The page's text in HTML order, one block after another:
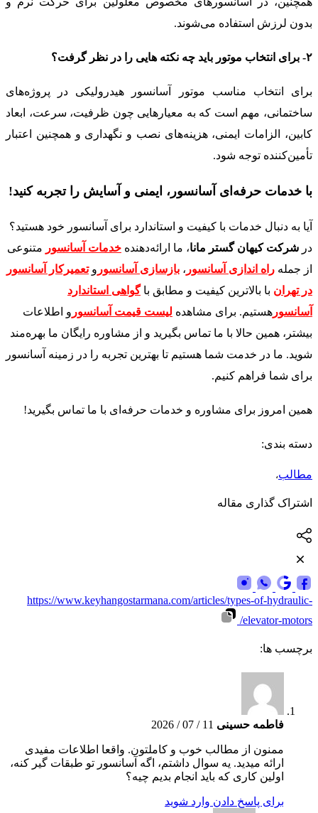
بدون لرزش استفاده می‌شوند.
۲- برای انتخاب موتور باید چه نکته هایی را در نظر گرفت؟
برای انتخاب مناسب موتور آسانسور هیدرولیکی در پروژه‌های
ساختمانی، مهم است که به معیارهایی چون ظرفیت، سرعت، ابعاد
کابین، الزامات ایمنی، هزینه‌های نصب و نگهداری و همچنین اعتبار
تأمین‌کننده توجه شود.
با خدمات حرفه‌ای آسانسور، ایمنی و آسایش را تجربه کنید!
آیا به دنبال خدمات با کیفیت و استاندارد برای آسانسور خود هستید؟
در شرکت کیهان گستر مانا، ما ارائه‌دهنده خدمات آسانسور متنوعی
از جمله راه اندازی آسانسور ، بازسازی آسانسور وتعمیرکار آسانسور
در تهران با بالاترین کیفیت و مطابق باگواهی استاندارد
آسانسور هستیم. برای مشاهده لیست قیمت آسانسور و اطلاعات
بیشتر، همین حالا با ما تماس بگیرید و از مشاوره رایگان ما بهره‌مند
شوید. ما در خدمت شما هستیم تا بهترین تجربه را در زمینه آسانسور
برای شما فراهم کنیم.
همین امروز برای مشاوره و خدمات حرفه‌ای با ما تماس بگیرید!
دسته بندی:
مطالب،
اشتراک گذاری مقاله
https://www.keyhangostarmana.com/articles/types-of-hydraulic-
elevator-motors/
برچسب ها:
فاطمه حسینی 11 / 07 / 2026
ممنون از مطالب خوب و کاملتون. واقعا اطلاعات مفیدی
ارائه میدید. یه سوال داشتم، اگه آسانسور تو طبقات گیر کنه،
اولین کاری که باید انجام بدیم چیه؟
برای پاسخ دادن وارد شوید